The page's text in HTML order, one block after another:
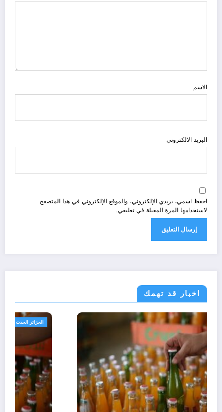
الاسم
البريد الالكتروني
احفظ اسمي، بريدي الإلكتروني، والموقع الإلكتروني في هذا المتصفح
لاستخدامها المرة المقبلة في تعليقي.
اخبار قد تهمك
مجتمع